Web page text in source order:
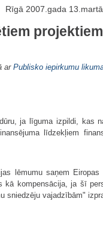
Rīgā 2007.gada
projektiem
ar Publisko iepirkumu
ja līguma izpildi, kas
līdzekļiem
lēmumu saņem Eiropas
kā kompensācija, ja šī
sniedzēju vajadzībām"